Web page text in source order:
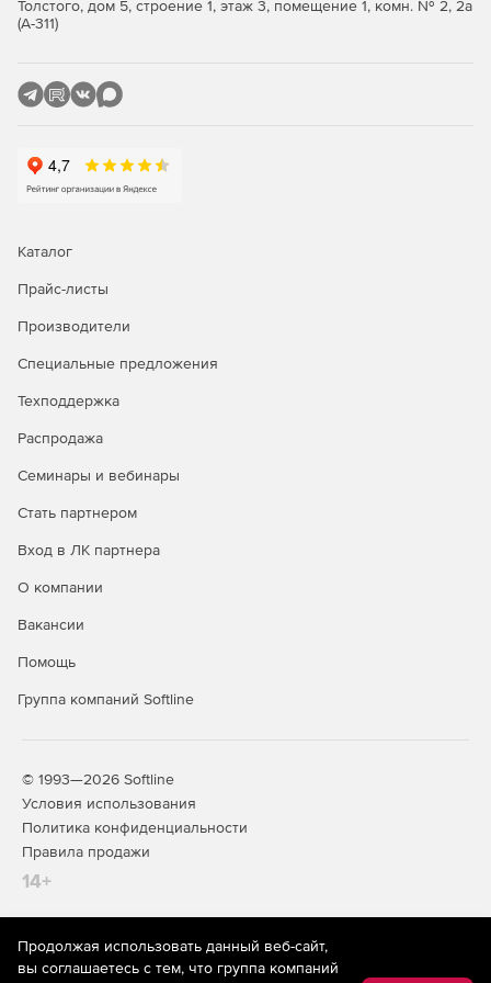
Толстого, дом 5, строение 1, этаж 3, помещение 1, комн. № 2, 2а
(А-311)
Каталог
Прайс-листы
Производители
Специальные предложения
Техподдержка
Распродажа
Семинары и вебинары
Стать партнером
Вход в ЛК партнера
О компании
Вакансии
Помощь
Группа компаний Softline
© 1993—2026 Softline
Условия использования
Политика конфиденциальности
Правила продажи
14+
На информационном ресурсе store.softline.ru применяются
рекомендательные технологии(информационные технологии
Продолжая использовать данный веб-сайт,
вы соглашаетесь с тем, что группа компаний